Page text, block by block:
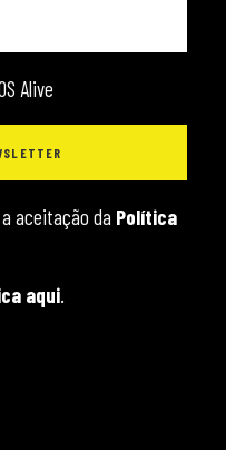
Alive
aceitação da Política
aqui.